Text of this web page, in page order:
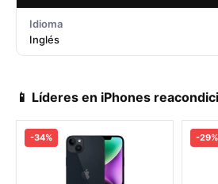
Idioma
Inglés
📱 Líderes en iPhones
-34% -29%